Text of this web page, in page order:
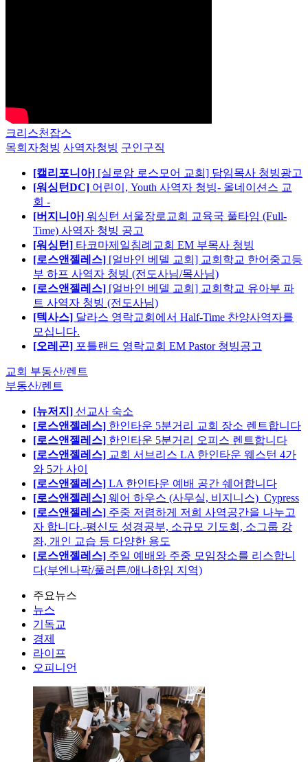
크리스천잡스
목회자청빙 사역자청빙 구인구직
[캘리포니아] [실로암 로스모어 교회] 담임목사 청빙광고
[워싱턴DC] 어린이, Youth 사역자 청빙- 올네이션스 교
회 -
[버지니아] 워싱턴 서울장로교회 교육국 풀타임 (Full-
Time) 사역자 청빙 공고
[워싱턴] 타코마제일침례교회 EM 부목사 청빙
[로스앤젤레스] [얼바인 베델 교회] 교회학교 한어중고등
부 하프 사역자 청빙 (전도사님/목사님)
[로스앤젤레스] [얼바인 베델 교회] 교회학교 유아부 파
트 사역자 청빙 (전도사님)
[텍사스] 달라스 영락교회에서 Half-Time 찬양사역자를
모십니다.
[오레곤] 포틀랜드 영락교회 EM Pastor 청빙공고
교회 부동산/렌트
부동산/렌트
[뉴저지] 선교사 숙소
[로스앤젤레스] 한인타운 5분거리 교회 장소 렌트합니다
[로스앤젤레스] 한인타운 5분거리 오피스 렌트합니다
[로스앤젤레스] 교회 서브리스 LA 한인타운 웨스턴 4가
와 5가 사이
[로스앤젤레스] LA 한인타운 예배 공간 쉐어합니다
[로스앤젤레스] 웨어 하우스 (사무실, 비지니스)_Cypress
[로스앤젤레스] 주중 저렴하게 저희 사역공간을 나누고
자 합니다.-평신도 성경공부, 소규모 기도회, 소그룹 강
좌, 개인 교습 등 다양한 용도
[로스앤젤레스] 주일 예배와 주중 모임장소를 리스합니
다(부엔나팍/풀러튼/애나하임 지역)
주요뉴스
뉴스
기독교
경제
라이프
오피니언